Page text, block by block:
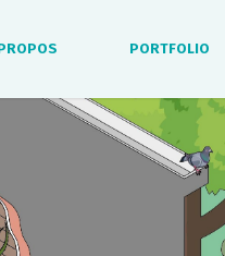
PORTFOLIO